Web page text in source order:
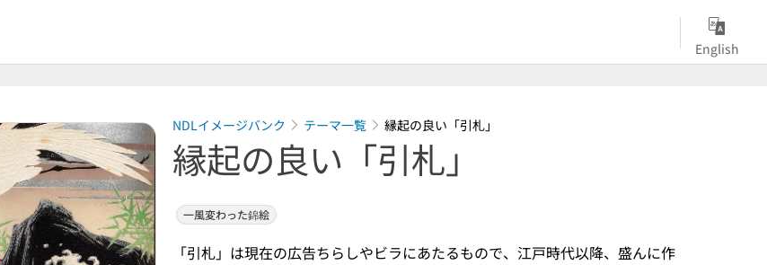
English
NDLイメージバンク テーマ一覧 縁起の良い「引札」
縁起の良い「引札」
一風変わった錦絵
「引札」は現在の広告ちらしやビラにあたるもので、江戸時代以降、盛んに作